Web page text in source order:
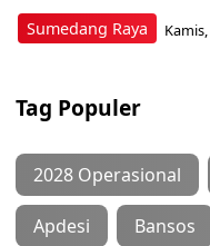
Sumedang Raya
Tag Populer
2028 Operasional
Apdesi Bansos